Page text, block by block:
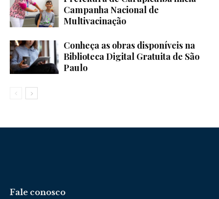
Campanha Nacional de
Multivacinação
Conheça as obras disponíveis na
Biblioteca Digital Gratuita de São
Paulo
Fale conosco